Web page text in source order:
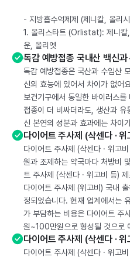
- 지방흡수억제제 (제니칼, 올리
1. 올리스타트 (Orlistat): 제니칼
운, 올리엣
독감 예방접종 국내산 백신과
독감 예방접종은 국산과 수입산
신의 효능에 있어서 차이가 없어
보건기구에서 동일한 바이러스
접종이 더 비싸더라도, 생산과
신 본연의 성분과 효과에는 차이
다이어트 주사제 (삭센다 ·
다이어트 주사제 (삭센다 · 위고
원과 조제하는 약국마다 처방비
트 주사제 (삭센다 · 위고비 등)
다이어트 주사제 (위고비) 국내
정되었습니다. 현재 업계에서는
가 부담하는 비용은 다이어트 주
원~100만원으로 형성될 것으로
다이어트 주사제 (삭센다 ·
다이어트 주사제 (삭센다 · 위고